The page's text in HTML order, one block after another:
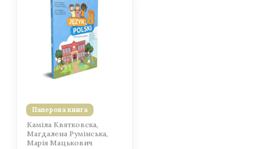
Паперова книга
Каміла Квятковска,
Магдалена Румінська,
Марія Мацькович